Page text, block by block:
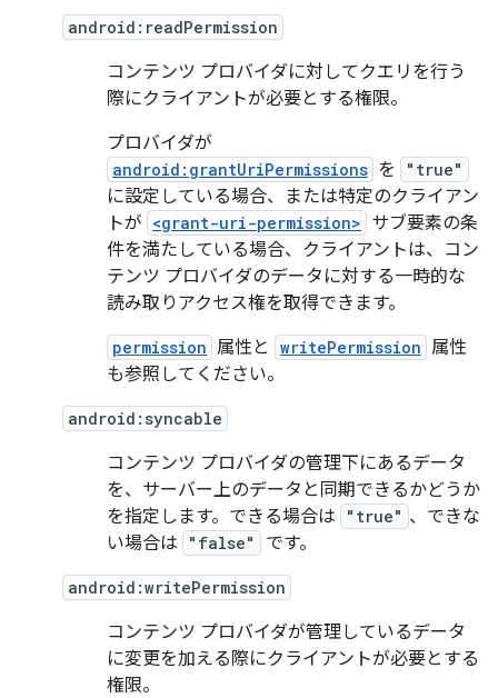
android:readPermission
コンテンツ プロバイダに対してクエリを行う
際にクライアントが必要とする権限。
プロバイダが
android:grantUriPermissions を "true"
に設定している場合、または特定のクライアン
トが <grant-uri-permission> サブ要素の条
件を満たしている場合、クライアントは、コン
テンツ プロバイダのデータに対する一時的な
読み取りアクセス権を取得できます。
permission 属性と writePermission 属性
も参照してください。
android:syncable
コンテンツ プロバイダの管理下にあるデータ
を、サーバー上のデータと同期できるかどうか
を指定します。できる場合は
"true" 、できな
い場合は
"false" です。
android:writePermission
コンテンツ プロバイダが管理しているデータ
に変更を加える際にクライアントが必要とする
権限。